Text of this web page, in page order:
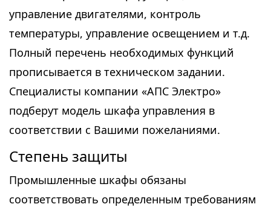
управление двигателями, контроль
температуры, управление освещением и т.д.
Полный перечень необходимых функций
прописывается в техническом задании.
Специалисты компании «АПС Электро»
подберут модель шкафа управления в
соответствии с Вашими пожеланиями.
Степень защиты
Промышленные шкафы обязаны
соответствовать определенным требованиям